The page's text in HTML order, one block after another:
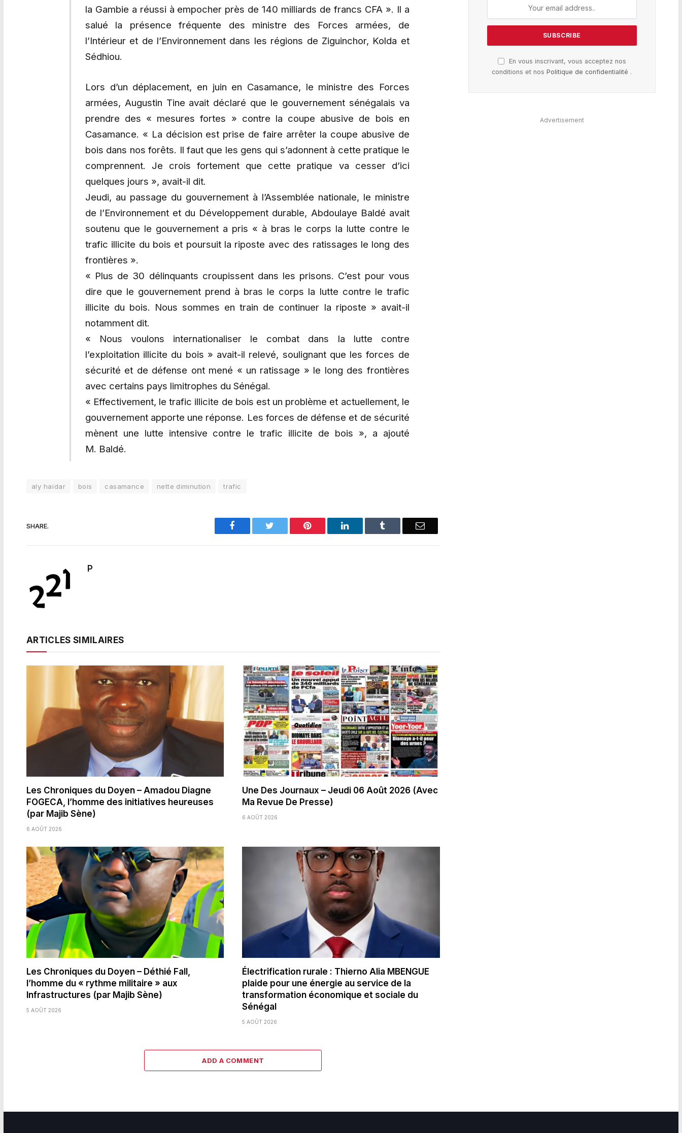
la Gambie a réussi à empocher près de 140 milliards de francs CFA ». Il a
salué la présence fréquente des ministre des Forces armées, de
l’Intérieur et de l’Environnement dans les régions de Ziguinchor, Kolda et
Sédhiou.
Lors d’un déplacement, en juin en Casamance, le ministre des Forces
armées, Augustin Tine avait déclaré que le gouvernement sénégalais va
prendre des « mesures fortes » contre la coupe abusive de bois en
Casamance. « La décision est prise de faire arrêter la coupe abusive de
bois dans nos forêts. Il faut que les gens qui s’adonnent à cette pratique le
comprennent. Je crois fortement que cette pratique va cesser d’ici
quelques jours », avait-il dit.
Jeudi, au passage du gouvernement à l’Assemblée nationale, le ministre
de l’Environnement et du Développement durable, Abdoulaye Baldé avait
soutenu que le gouvernement a pris « à bras le corps la lutte contre le
trafic illicite du bois et poursuit la riposte avec des ratissages le long des
frontières ».
« Plus de 30 délinquants croupissent dans les prisons. C’est pour vous
dire que le gouvernement prend à bras le corps la lutte contre le trafic
illicite du bois. Nous sommes en train de continuer la riposte » avait-il
notamment dit.
« Nous voulons internationaliser le combat dans la lutte contre
l’exploitation illicite du bois » avait-il relevé, soulignant que les forces de
sécurité et de défense ont mené « un ratissage » le long des frontières
avec certains pays limitrophes du Sénégal.
« Effectivement, le trafic illicite de bois est un problème et actuellement, le
gouvernement apporte une réponse. Les forces de défense et de sécurité
mènent une lutte intensive contre le trafic illicite de bois », a ajouté
M. Baldé.
aly haïdar bois casamance nette diminution trafic
SHARE. Facebook Pinterest LinkedIn Email
P
ARTICLES SIMILAIRES
Les Chroniques du Doyen – Amadou Diagne
FOGECA, l’homme des initiatives heureuses
(par Majib Sène)
6 AOÛT 2026
Une Des Journaux – Jeudi 06 Août 2026 (Avec
Ma Revue De Presse)
6 AOÛT 2026
Les Chroniques du Doyen – Déthié Fall,
l’homme du « rythme militaire » aux
Infrastructures (par Majib Sène)
5 AOÛT 2026
Électrification rurale : Thierno Alia MBENGUE
plaide pour une énergie au service de la
transformation économique et sociale du
Sénégal
5 AOÛT 2026
ADD A COMMENT
En vous inscrivant, vous acceptez nos
conditions et nosPolitique de confidentialité .
Advertisement